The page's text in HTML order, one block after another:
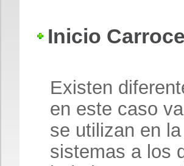
Inicio
Existen
en este caso
se utilizan en
sistemas a los